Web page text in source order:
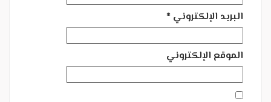
البريد الإلكتروني *
الموقع الإلكتروني